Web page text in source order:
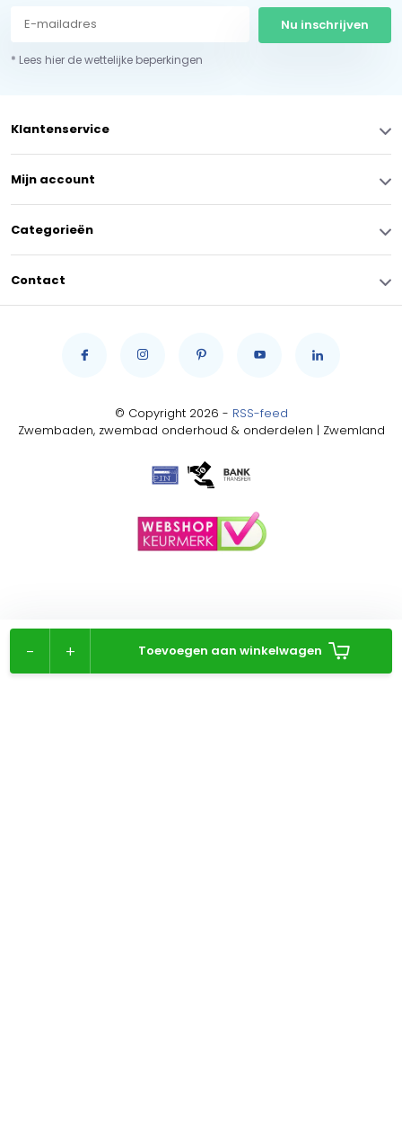
+
- Toevoegen aan winkelwagen
Nu inschrijven
* Lees hier de wettelijke beperkingen
Klantenservice
Mijn account
Categorieën
Contact
© Copyright 2026 - RSS-feed
Zwembaden, zwembad onderhoud & onderdelen | Zwemland